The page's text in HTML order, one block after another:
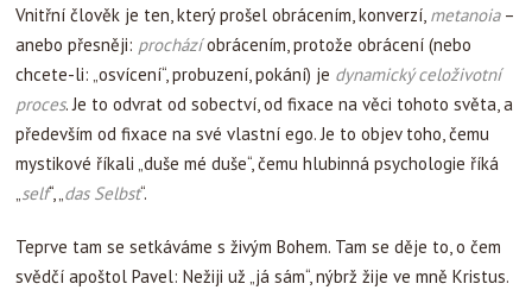
Vnitřní člověk je ten, který prošel obrácením, konverzí, metanoia–
anebo přesněji: procházíobrácením, protože obrácení (nebo
chcete-li: „osvícení“, probuzení, pokání) je dynamický celoživotní
proces. Je to odvrat od sobectví, od fixace na věci tohoto světa, a
především od fixace na své vlastní ego. Je to objev toho, čemu
mystikové říkali „duše mé duše“, čemu hlubinná psychologie říká
„self“, „das Selbst“.
Teprve tam se setkáváme s živým Bohem. Tam se děje to, o čem
svědčí apoštol Pavel: Nežiji už „já sám“, nýbrž žije ve mně Kristus.